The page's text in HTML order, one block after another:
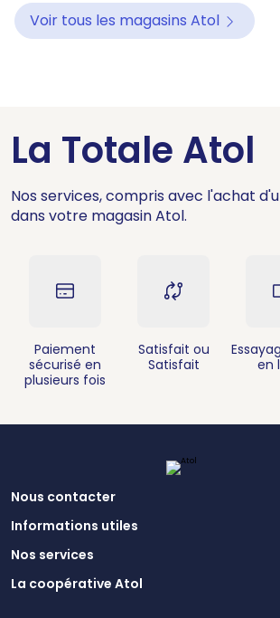
Voir tous les magasins Atol
La Totale Atol
Nos services, compris avec l'achat
dans votre magasin Atol.
Paiement
sécurisé en
plusieurs fois
Satisfait ou
Satisfait
en
Nous contacter
Informations utiles
Nos services
La coopérative Atol